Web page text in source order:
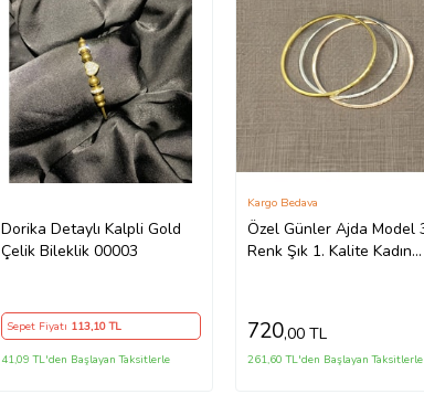
Dorika Detaylı Kalpli Gold
Çelik Bileklik 00003
Sepet Fiyatı 113,10 TL
41,09 TL'den Başlayan Taksitlerle
Özel Günler Ajda Model
Renk Şık 1. Kalite Kadın
Kargo Bedava
720,00 TL
261,60 TL'den Başlayan Taksitlerle